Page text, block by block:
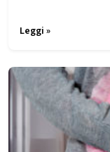
Leggi »